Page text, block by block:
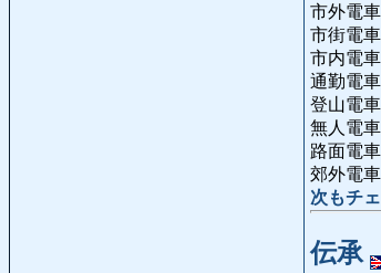
市外電
市街電
市内電
通勤電
登山電
無人電
路面電
郊外電
次もチ
伝承